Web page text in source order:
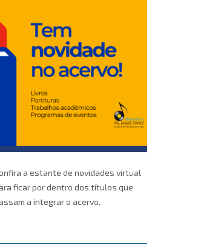
a estante de novidades virtual
ficar por dentro dos títulos que
a integrar o acervo.